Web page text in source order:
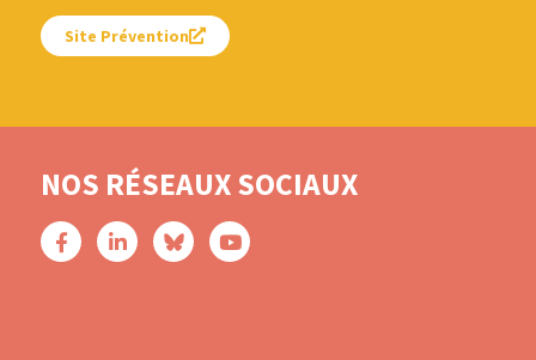
Site Prévention
NOS RÉSEAUX SOCIAUX